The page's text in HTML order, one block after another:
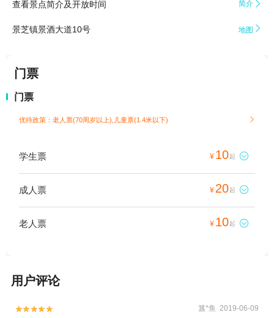
查看景点简介及开放时间 简介 
景芝镇景酒大道10号 地图 
门票
门票
优待政策：老人票(70周岁以上),儿童票(1.4米以下) 
学生票 ¥ 10起 
成人票 ¥ 20起 
老人票 ¥ 10起 
用户评论

 簋*鱼 2019-06-09